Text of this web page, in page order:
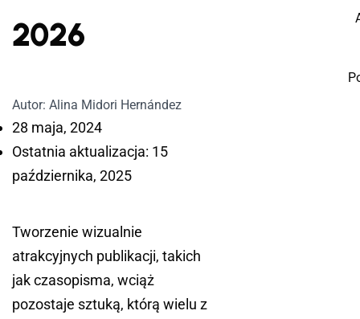
2026
Autor: Alina Midori Hernández
28 maja, 2024
Ostatnia aktualizacja: 15
października, 2025
Tworzenie wizualnie
atrakcyjnych publikacji, takich
jak czasopisma, wciąż
pozostaje sztuką, którą wielu z